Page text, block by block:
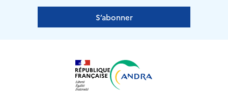
S’abonner